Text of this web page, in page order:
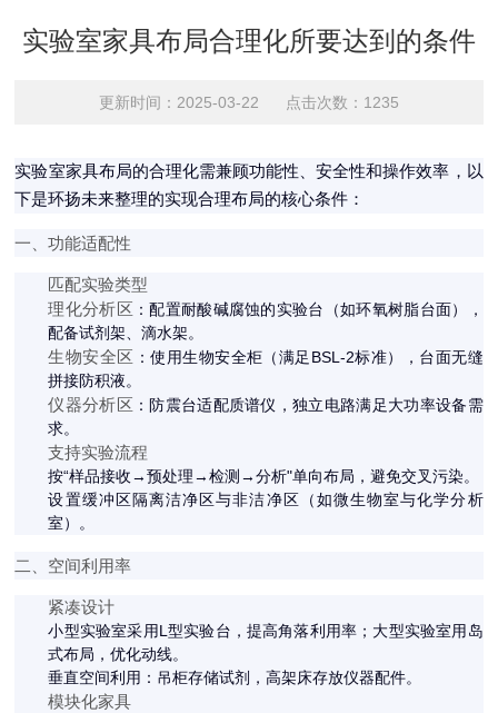
实验室家具布局合理化所要达到的条件
更新时间：2025-03-22 点击次数：1235
实验室家具布局的合理化需兼顾功能性、安全性和操作效率，以
下是环扬未来整理的实现合理布局的核心条件：
一、功能适配性
匹配实验类型
理化分析区 ：配置耐酸碱腐蚀的实验台（如环氧树脂台面），
配备试剂架、滴水架。
生物安全区 ：使用生物安全柜（满足BSL-2标准），台面无缝
拼接防积液。
仪器分析区 ：防震台适配质谱仪，独立电路满足大功率设备需
求。
支持实验流程
按“样品接收→预处理→检测→分析"单向布局，避免交叉污染。
设置缓冲区隔离洁净区与非洁净区（如微生物室与化学分析
室）。
二、空间利用率
紧凑设计
小型实验室采用L型实验台，提高角落利用率；大型实验室用岛
式布局，优化动线。
垂直空间利用：吊柜存储试剂，高架床存放仪器配件。
模块化家具